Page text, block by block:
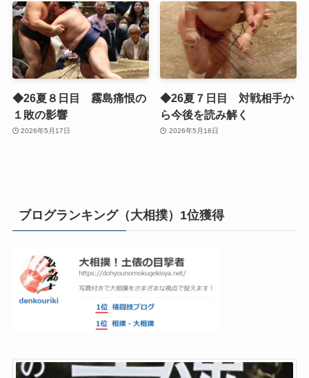
◆26夏８日目 霧島痛恨の
１敗の影響
2026年5月17日
◆26夏７日目 対戦相手か
ら今後を読み解く
2026年5月16日
ブログランキング（大相撲）1位獲得